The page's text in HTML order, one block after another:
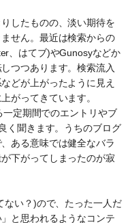
したものの、淡い期待を
せん。最近は検索からの
、はてブ)やGunosyなどか
つつあります。検索流入
どが上がったように見え
がってきています。
定期間でのエントリやブ
く聞きます。うちのブログ
ある意味では健全なバラ
下がってしまったのが寂
ない？)ので、たった一人だ
と思われるようなコンテ